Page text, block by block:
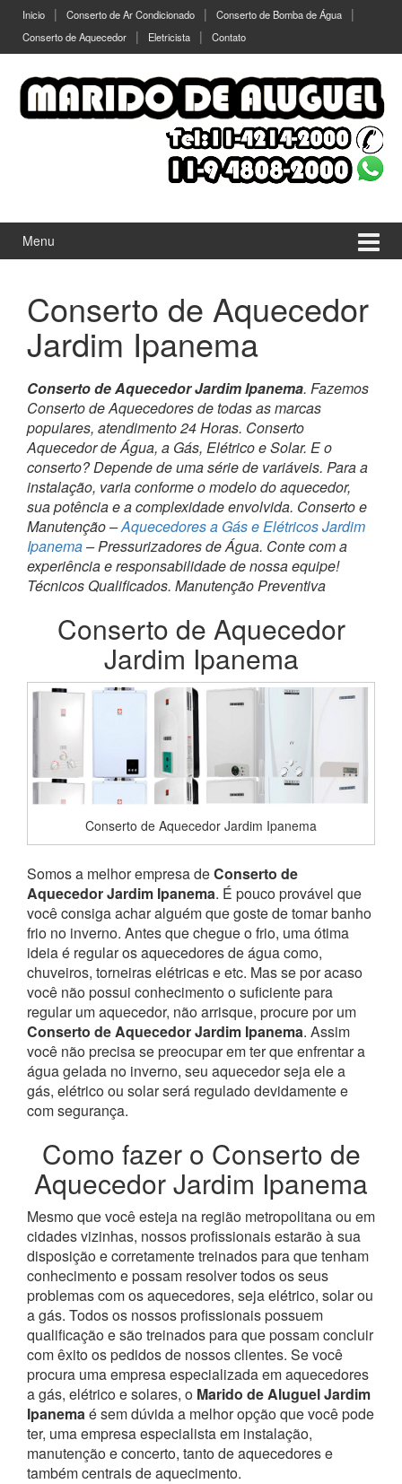
Pular
menu
Inicio Conserto de Ar Condicionado
Conserto de Bomba de Água
Conserto de Aquecedor
Eletricista Contato
Menu
Conserto de Aquecedor
Jardim Ipanema
Conserto de Aquecedor Jardim Ipanema. Fazemos
Conserto de Aquecedores de todas as marcas
populares, atendimento 24 Horas. Conserto
Aquecedor de Água, a Gás, Elétrico e Solar. E o
conserto? Depende de uma série de variáveis. Para a
instalação, varia conforme o modelo do aquecedor,
sua potência e a complexidade envolvida. Conserto e
Manutenção –Aquecedores a Gás e Elétricos Jardim
Ipanema– Pressurizadores de Água. Conte com a
experiência e responsabilidade de nossa equipe!
Técnicos Qualificados. Manutenção Preventiva
Conserto de Aquecedor
Jardim Ipanema
Conserto de Aquecedor Jardim Ipanema
Somos a melhor empresa deConserto de
Aquecedor Jardim Ipanema. É pouco provável que
você consiga achar alguém que goste de tomar banho
frio no inverno. Antes que chegue o frio, uma ótima
ideia é regular os aquecedores de água como,
chuveiros, torneiras elétricas e etc. Mas se por acaso
você não possui conhecimento o suficiente para
regular um aquecedor, não arrisque, procure por um
Conserto de Aquecedor Jardim Ipanema. Assim
você não precisa se preocupar em ter que enfrentar a
água gelada no inverno, seu aquecedor seja ele a
gás, elétrico ou solar será regulado devidamente e
com segurança.
Como fazer o Conserto de
Aquecedor Jardim Ipanema
Mesmo que você esteja na região metropolitana ou em
cidades vizinhas, nossos profissionais estarão à sua
disposição e corretamente treinados para que tenham
conhecimento e possam resolver todos os seus
problemas com os aquecedores, seja elétrico, solar ou
a gás. Todos os nossos profissionais possuem
qualificação e são treinados para que possam concluir
com êxito os pedidos de nossos clientes. Se você
procura uma empresa especializada em aquecedores
a gás, elétrico e solares, o Marido de Aluguel Jardim
Ipanemaé sem dúvida a melhor opção que você pode
ter, uma empresa especialista em instalação,
manutenção e concerto, tanto de aquecedores e
também centrais de aquecimento.